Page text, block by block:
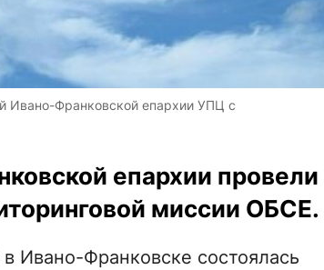
Ивано-Франковской епархии УПЦ с
епархии провели
миссии ОБСЕ.
Ивано-Франковске состоялась